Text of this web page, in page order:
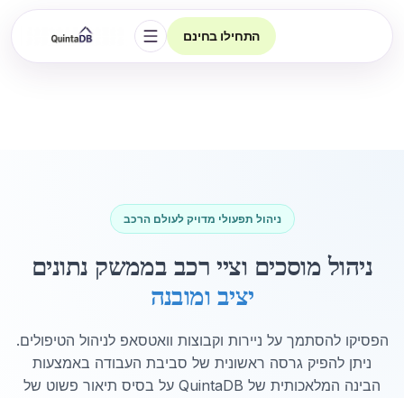
התחילו בחינם
פתיחת הניווט
ניהול תפעולי מדויק לעולם הרכב
ניהול מוסכים וציי רכב בממשק נתונים
יציב ומובנה
הפסיקו להסתמך על ניירות וקבוצות וואטסאפ לניהול הטיפולים.
ניתן להפיק גרסה ראשונית של סביבת העבודה באמצעות
הבינה המלאכותית של QuintaDB על בסיס תיאור פשוט של